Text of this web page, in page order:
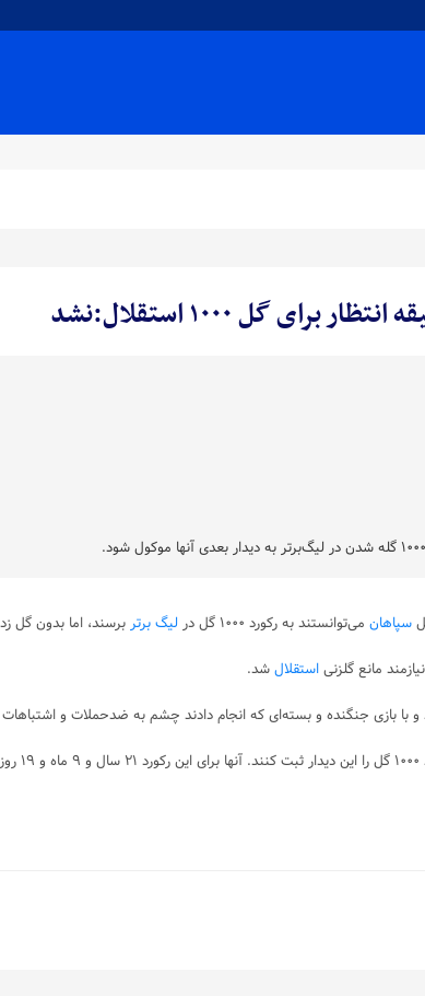
سپاهان می‌توانستند به رکورد ۱۰۰۰ گل در لیگ برتربرسند، اما بدون گل‌
مانع گلزنیاستقلالشد.
بازی جنگنده و بسته‌ای که انجام دادند چشم به ضدحملات و